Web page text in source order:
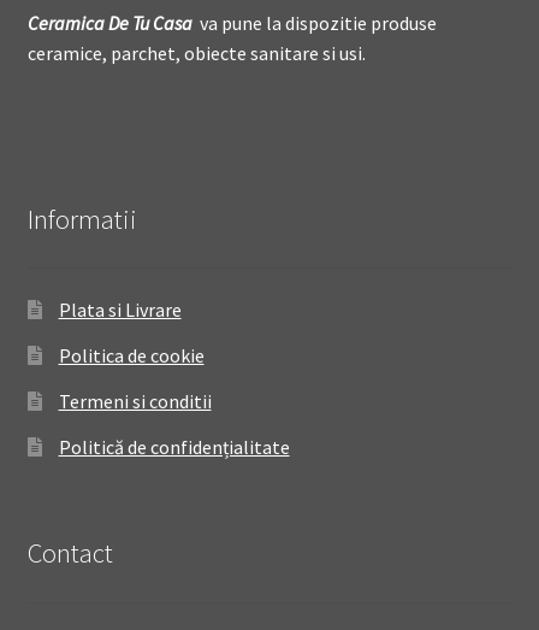
Ceramica DeTu Casava pune la dispozitie produse
ceramice, parchet, obiecte sanitare si usi.
Informatii
Plata si Livrare
Politica de cookie
Termeni si conditii
Politică de confidențialitate
Contact